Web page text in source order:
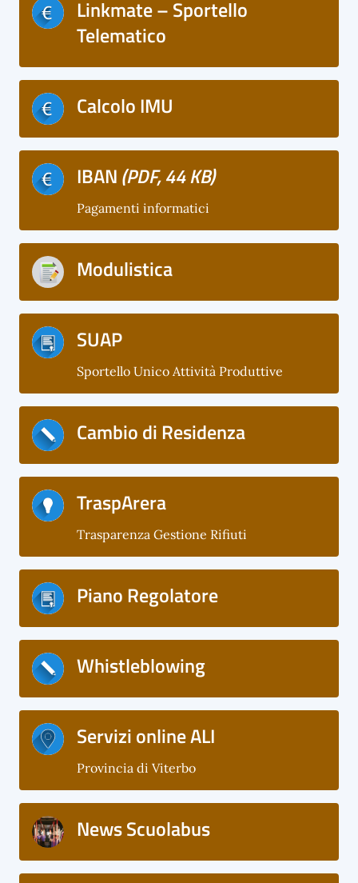
Linkmate – Sportello
Telematico
Calcolo IMU
IBAN(PDF, 44 KB)
Pagamenti informatici
Modulistica
SUAP
Sportello Unico Attività Produttive
Cambio di Residenza
TraspArera
Trasparenza Gestione Rifiuti
Piano Regolatore
Whistleblowing
Servizi online ALI
Provincia di Viterbo
News Scuolabus